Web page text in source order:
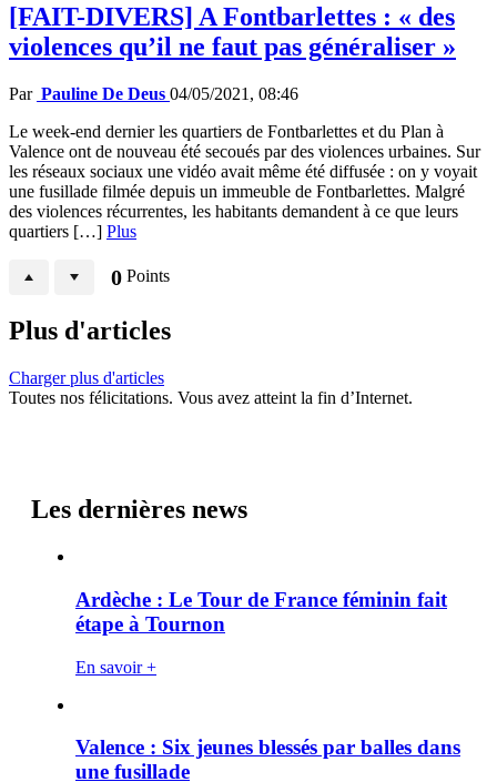
[FAIT-DIVERS] A Fontbarlettes : « des
violences qu’il ne faut pas généraliser »
Par Pauline De Deus 04/05/2021, 08:46
Le week-end dernier les quartiers de Fontbarlettes et du Plan à
Valence ont de nouveau été secoués par des violences urbaines. Sur
les réseaux sociaux une vidéo avait même été diffusée : on y voyait
une fusillade filmée depuis un immeuble de Fontbarlettes. Malgré
des violences récurrentes, les habitants demandent à ce que leurs
quartiers […] Plus
0 Points
Plus d'articles
Charger plus d'articles
Toutes nos félicitations. Vous avez atteint la fin d’Internet.
Les dernières news
Ardèche : Le Tour de France féminin fait
étape à Tournon
En savoir +
Valence : Six jeunes blessés par balles dans
une fusillade